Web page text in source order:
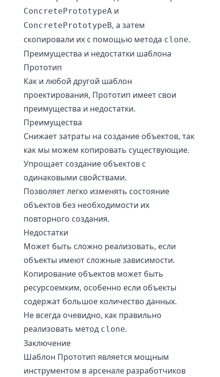
ConcretePrototypeA и
ConcretePrototypeB, а затем
скопировали их с помощью метода clone.
Преимущества и недостатки шаблона
Прототип
Как и любой другой шаблон
проектирования, Прототип имеет свои
преимущества и недостатки.
Преимущества
Снижает затраты на создание объектов, так
как мы можем копировать существующие.
Упрощает создание объектов с
одинаковыми свойствами.
Позволяет легко изменять состояние
объектов без необходимости их
повторного создания.
Недостатки
Может быть сложно реализовать, если
объекты имеют сложные зависимости.
Копирование объектов может быть
ресурсоемким, особенно если объекты
содержат большое количество данных.
Не всегда очевидно, как правильно
реализовать метод clone.
Заключение
Шаблон Прототип является мощным
инструментом в арсенале разработчиков